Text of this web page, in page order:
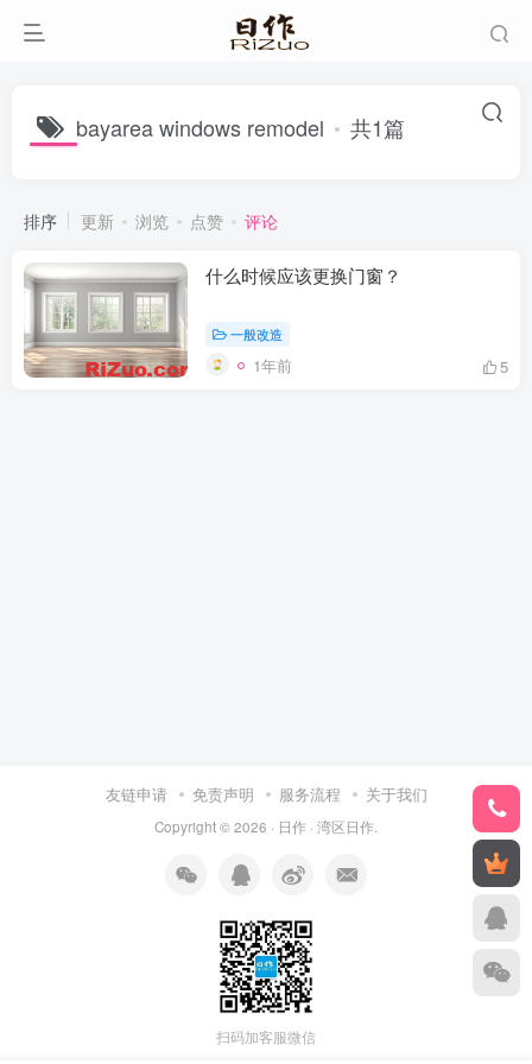
bayarea windows remodel 共1篇
排序 更新 浏览 点赞 评论
什么时候应该更换门窗？
一般改造
1年前 5
友链申请 免责声明 服务流程 关于我们
Copyright © 2026 · 日作 · 湾区日作
扫码加客服微信